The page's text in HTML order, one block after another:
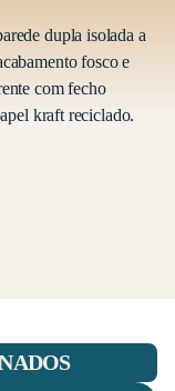
dupla isolada a
fosco e
com fecho
kraft reciclado.